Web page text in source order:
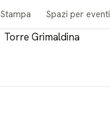
Stampa Spazi per eventi
Torre Grimaldina